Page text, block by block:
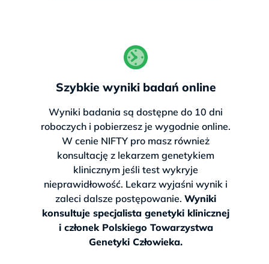
Szybkie wyniki badań online
Wyniki badania są dostępne do 10 dni
roboczych i pobierzesz je wygodnie online.
W cenie NIFTY pro masz również
konsultację z lekarzem genetykiem
klinicznym jeśli test wykryje
nieprawidłowość. Lekarz wyjaśni wynik i
zaleci dalsze postępowanie. Wyniki
konsultuje specjalista genetyki klinicznej
i członek Polskiego Towarzystwa
Genetyki Człowieka.